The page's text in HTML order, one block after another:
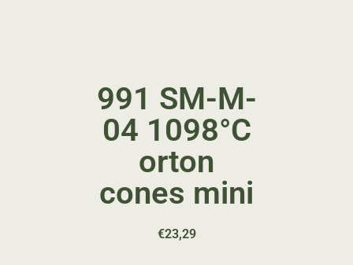
991 SM-M-
04 1098°C
orton
cones mini
€23,29